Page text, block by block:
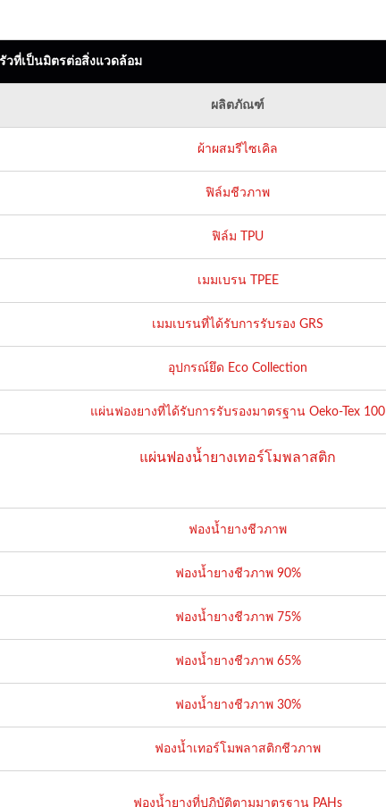
วที่เป็นมิตรต่อสิ่งแวดล้อม
ผลิตภัณฑ์
ผ้าผสมรีไซเคิล
ฟิล์มชีวภาพ
ฟิล์ม TPU
เมมเบรน TPEE
เมมเบรนที่ได้รับการรับรอง GRS
อุปกรณ์ยึด Eco Collection
แผ่นฟองยางที่ได้รับการรับรองมาตรฐาน Oeko-Tex 100
แผ่นฟองน้ำยางเทอร์โมพลาสติก
ฟองน้ำยางชีวภาพ
ฟองน้ำยางชีวภาพ 90%
ฟองน้ำยางชีวภาพ 75%
ฟองน้ำยางชีวภาพ 65%
ฟองน้ำยางชีวภาพ 30%
ฟองน้ำเทอร์โมพลาสติกชีวภาพ
ฟองน้ำยางที่ปฏิบัติตามมาตรฐาน PAHs